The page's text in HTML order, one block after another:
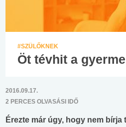
#SZÜLŐKNEK
Öt tévhit a
2016.09.17.
2 PERCES OLVASÁSI IDŐ
Érezte már úgy, hogy nem bírja